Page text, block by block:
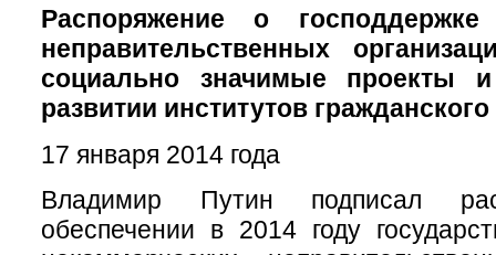
Распоряжение о господдержке
неправительственных
социально значимые проекты
развитии институтов
17 января 2014 года
Владимир Путин подписал
обеспечении в 2014 году